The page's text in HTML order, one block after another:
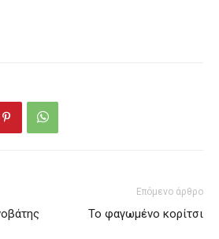
Επόμενο άρθρο
Το φαγωμένο κορίτσι